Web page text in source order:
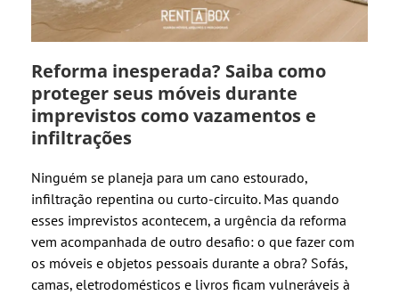
Reforma inesperada? Saiba como
proteger seus móveis durante
imprevistos como vazamentos e
infiltrações
Ninguém se planeja para um cano estourado,
infiltração repentina ou curto-circuito. Mas quando
esses imprevistos acontecem, a urgência da reforma
vem acompanhada de outro desafio: o que fazer com
os móveis e objetos pessoais durante a obra? Sofás,
camas, eletrodomésticos e livros ficam vulneráveis à